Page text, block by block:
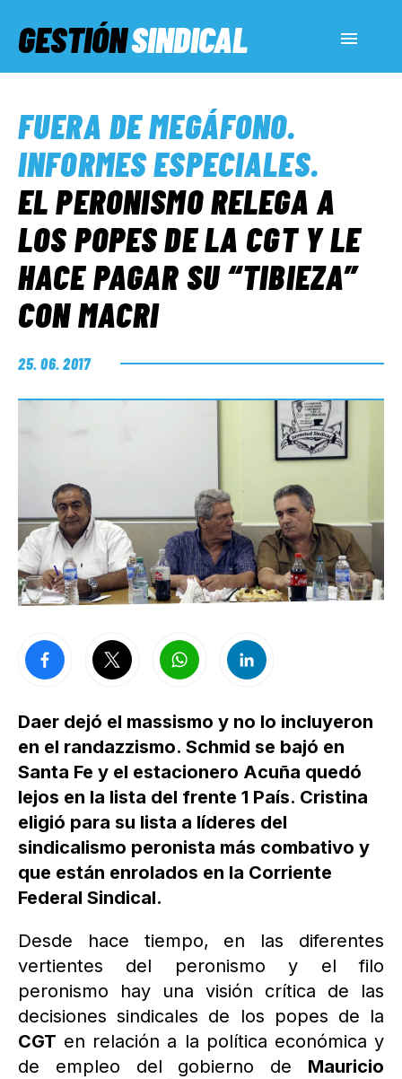
GESTIÓNSINDICAL
SERVICIOS SOCIALES
INFORMES ESPECIALES
FUERA DE MEGÁFONO
FUERA DE MEGÁFONO.
INFORMES ESPECIALES.
EL PERONISMO RELEGA A
LOS POPES DE LA CGT Y LE
HACE PAGAR SU “TIBIEZA”
CON MACRI
25. 06. 2017
Daer dejó el massismo y no lo incluyeron
en el randazzismo. Schmid se bajó en
Santa Fe y el estacionero Acuña quedó
lejos en la lista del frente 1 País. Cristina
eligió para su lista a líderes del
sindicalismo peronista más combativo y
que están enrolados en la Corriente
Federal Sindical.
Desde hace tiempo, en las diferentes
vertientes del peronismo y el filo
peronismo hay una visión crítica de las
decisiones sindicales de los popes de la
CGT en relación a la política económica y
de empleo del gobierno de Mauricio